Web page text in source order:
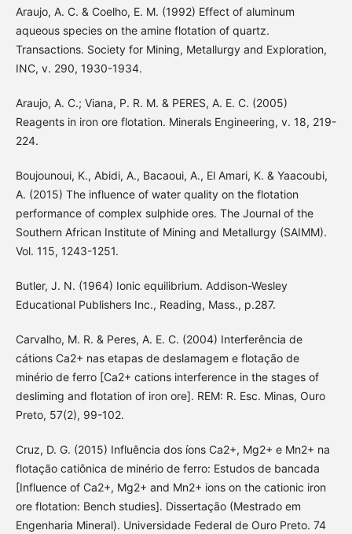
Araujo, A. C. & Coelho, E. M. (1992) Effect of aluminum
aqueous species on the amine flotation of quartz.
Transactions. Society for Mining, Metallurgy and Exploration,
INC, v. 290, 1930-1934.
Araujo, A. C.; Viana, P. R. M. & PERES, A. E. C. (2005)
Reagents in iron ore flotation. Minerals Engineering, v. 18, 219-
224.
Boujounoui, K., Abidi, A., Bacaoui, A., El Amari, K. & Yaacoubi,
A. (2015) The influence of water quality on the flotation
performance of complex sulphide ores. The Journal of the
Southern African Institute of Mining and Metallurgy (SAIMM).
Vol. 115, 1243-1251.
Butler, J. N. (1964) Ionic equilibrium. Addison-Wesley
Educational Publishers Inc., Reading, Mass., p.287.
Carvalho, M. R. & Peres, A. E. C. (2004) Interferência de
cátions Ca2+ nas etapas de deslamagem e flotação de
minério de ferro [Ca2+ cations interference in the stages of
desliming and flotation of iron ore]. REM: R. Esc. Minas, Ouro
Preto, 57(2), 99-102.
Cruz, D. G. (2015) Influência dos íons Ca2+, Mg2+ e Mn2+ na
flotação catiônica de minério de ferro: Estudos de bancada
[Influence of Ca2+, Mg2+ and Mn2+ ions on the cationic iron
ore flotation: Bench studies]. Dissertação (Mestrado em
Engenharia Mineral). Universidade Federal de Ouro Preto. 74